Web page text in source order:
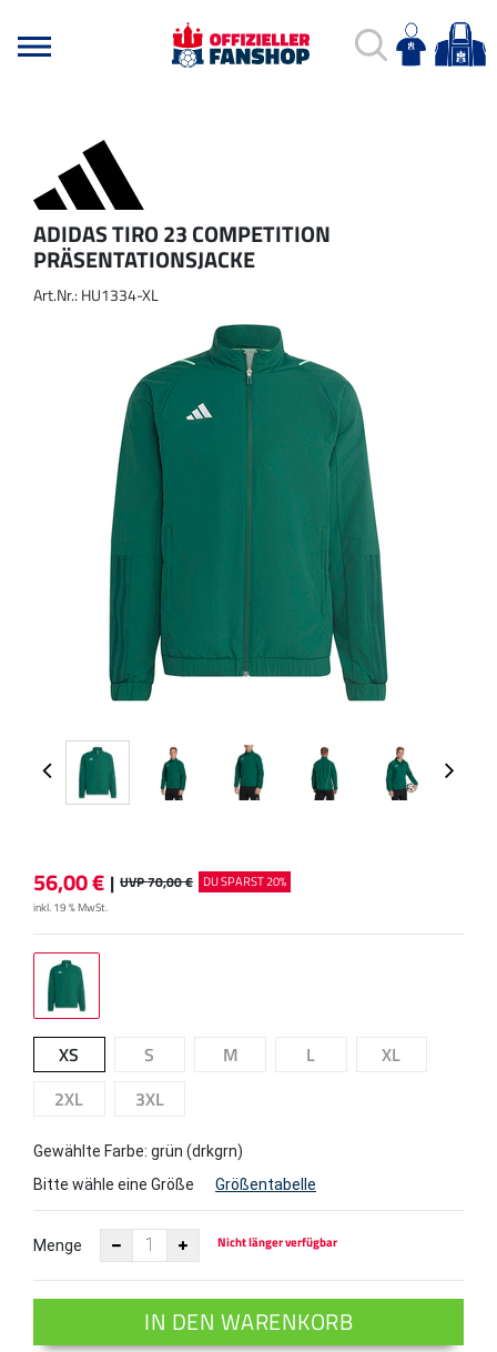
ADIDAS TIRO 23 COMPETITION
PRÄSENTATIONSJACKE
Art.Nr.: HU1334-XL
56,00€ | UVP 70,00 € DU SPARST 20%
inkl. 19 % MwSt.
XS S M L
XL
2XL
3XL
Gewählte Farbe: grün (drkgrn)
Bitte wähle eine Größe
Größentabelle
Menge Nicht länger verfügbar
IN DEN WARENKORB